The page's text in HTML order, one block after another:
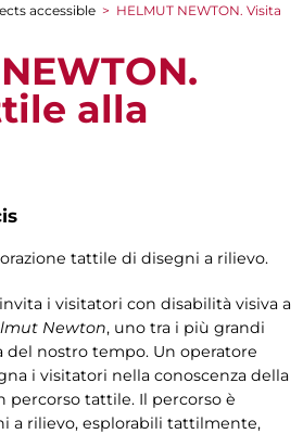
accessible > HELMUT NEWTON. Visita
alla
tattile di disegni a rilievo.
invita i visitatori con disabilità visiva a
Newton, uno tra i più grandi
del nostro tempo. Un operatore
i visitatori nella conoscenza della
percorso tattile. Il percorso è
a rilievo, esplorabili tattilmente,